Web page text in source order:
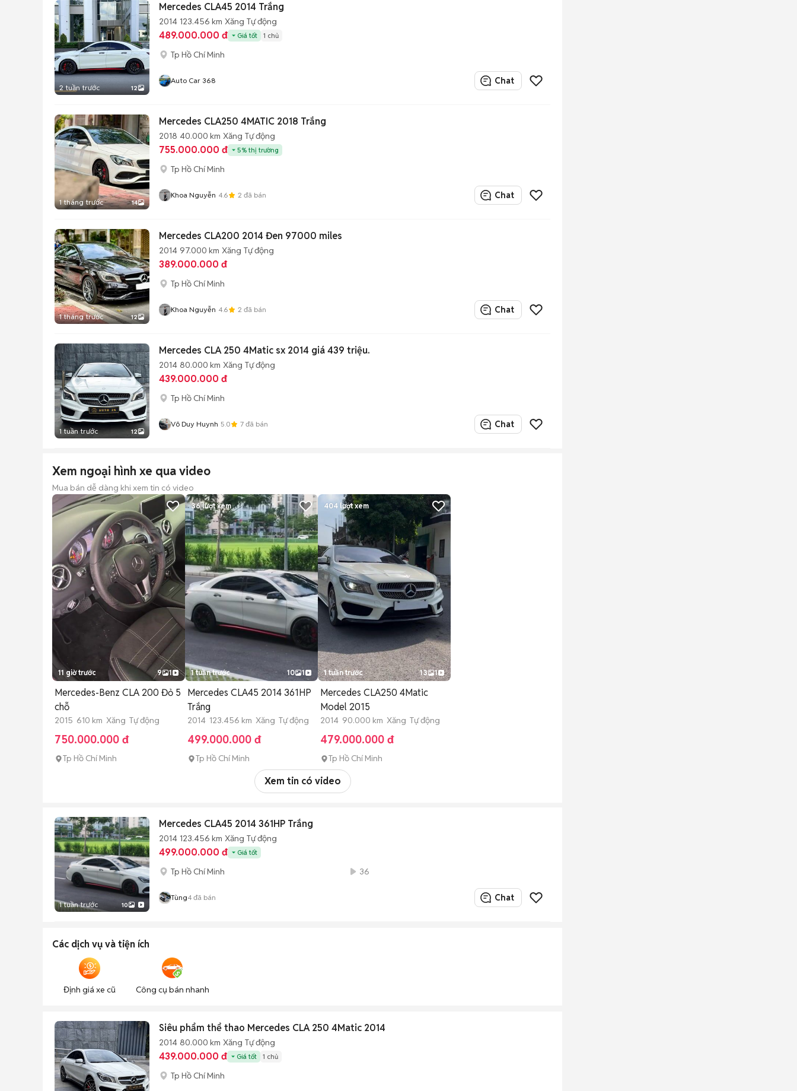
2 tuần trước 12
Mercedes CLA45 2014 Trắng
2014 123.456 km Xăng Tự động
489.000.000 đ Giá tốt 1 chủ
Tp Hồ Chí Minh
Auto Car 368 Chat
1 tháng trước 14
Mercedes CLA250 4MATIC 2018 Trắng
2018 40.000 km Xăng Tự động
755.000.000 đ 5% thị trường
Tp Hồ Chí Minh
Khoa Nguyễn 4.6 2 đã bán Chat
1 tháng trước 12
Mercedes CLA200 2014 Đen 97000 miles
2014 97.000 km Xăng Tự động
389.000.000 đ
Tp Hồ Chí Minh
Khoa Nguyễn 4.6 2 đã bán Chat
1 tuần trước 12
Mercedes CLA 250 4Matic sx 2014 giá 439 triệu.
2014 80.000 km Xăng Tự động
439.000.000 đ
Tp Hồ Chí Minh
Võ Duy Huynh 5.0 7 đã bán Chat
Xem ngoại hình xe qua video
Mua bán dễ dàng khi xem tin có video
11 giờ trước 9 1
Mercedes-Benz CLA 200 Đỏ 5
chỗ
2015 610 km Xăng Tự động
750.000.000 đ
Tp Hồ Chí Minh
36lượt xem
1 tuần trước 10 1
Mercedes CLA45 2014 361HP
Trắng
2014 123.456 km Xăng Tự động
499.000.000 đ
Tp Hồ Chí Minh
404 lượt xem
1 tuần trước 13 1
Mercedes CLA250 4Matic
Model 2015
2014 90.000 km Xăng Tự động
479.000.000 đ
Tp Hồ Chí Minh
Xem tin có video
1 tuần trước 10
Mercedes CLA45 2014 361HP Trắng
2014 123.456 km Xăng Tự động
499.000.000 đ Giá tốt
Tp Hồ Chí Minh 36
Tùng4 đã bán Chat
Các dịch vụ và tiện ích
Định giá xe cũ Công cụ bán nhanh
Siêu phẩm thể thao Mercedes CLA 250 4Matic 2014
2014 80.000 km Xăng Tự động
439.000.000 đ Giá tốt 1 chủ
Tp Hồ Chí Minh